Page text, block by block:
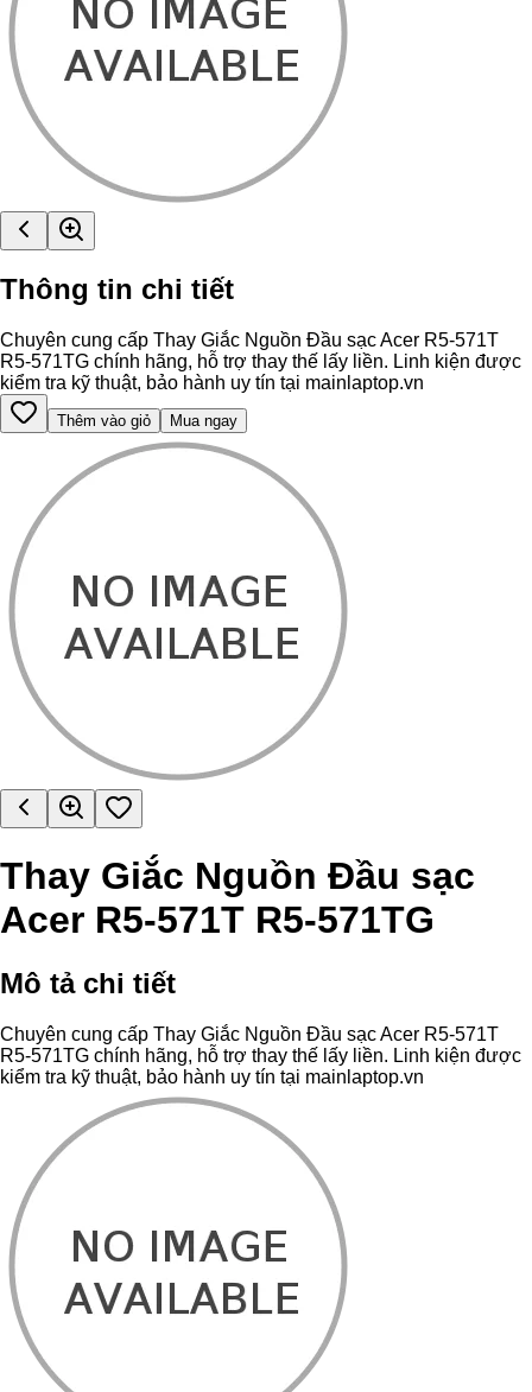
Thông tin chi tiết
Chuyên cung cấp Thay Giắc Nguồn Đầu sạc Acer R5-571T
R5-571TG chính hãng, hỗ trợ thay thế lấy liền. Linh kiện được
kiểm tra kỹ thuật, bảo hành uy tín tại mainlaptop.vn
Thêm vào giỏ Mua ngay
Thay Giắc Nguồn Đầu sạc
Acer R5-571T R5-571TG
Mô tả chi tiết
Chuyên cung cấp Thay Giắc Nguồn Đầu sạc Acer R5-571T
R5-571TG chính hãng, hỗ trợ thay thế lấy liền. Linh kiện được
kiểm tra kỹ thuật, bảo hành uy tín tại mainlaptop.vn